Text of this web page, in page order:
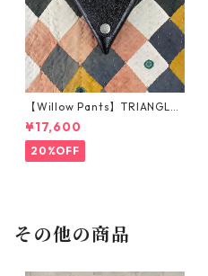
【Willow Pants】TRIANGLE
COIN CASE_BLACK
¥17,600
20%OFF
その他の商品